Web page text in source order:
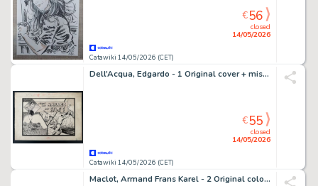
Catawiki 14/05/2026 (CET)
closed
14/05/2026
€56
Dell’Acqua, Edgardo - 1 Original cover + mise en couleur - Jim Taureau N130 - Dans les Mailles du filet - 1949
Catawiki 14/05/2026 (CET)
closed
14/05/2026
€55
Maclot, Armand Frans Karel - 2 Original colour drawing - Le Parisien - Les Boches, 4e et 7e série - 1914